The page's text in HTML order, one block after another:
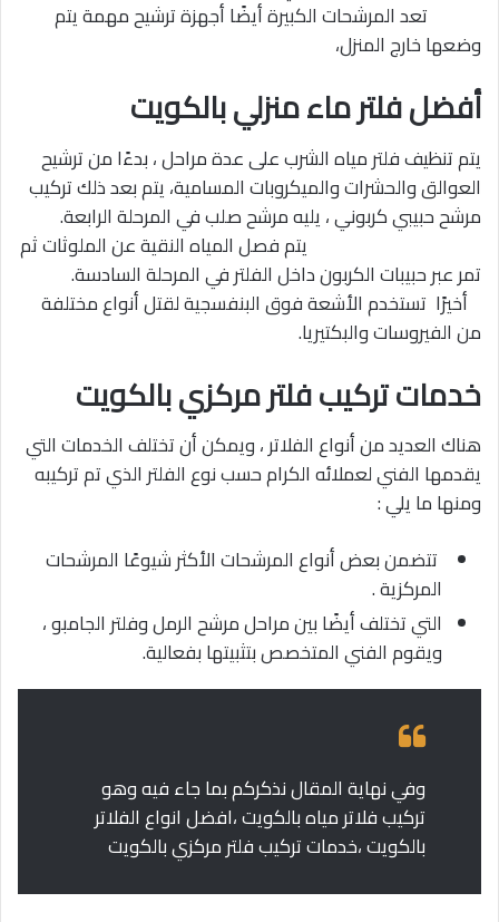
تعد المرشحات الكبيرة أيضًا أجهزة ترشيح مهمة يتم
وضعها خارج المنزل،
أفضل فلتر ماء منزلي بالكويت
يتم تنظيف فلتر مياه الشرب على عدة مراحل ، بدءًا من ترشيح
العوالق والحشرات والميكروبات المسامية، يتم بعد ذلك تركيب
مرشح حبيبي كربوني ، يليه مرشح صلب في المرحلة الرابعة.
يتم فصل المياه النقية عن الملوثات ثم
تمر عبر حبيبات الكربون داخل الفلتر في المرحلة السادسة.
أخيرًا تستخدم الأشعة فوق البنفسجية لقتل أنواع مختلفة
من الفيروسات والبكتيريا.
خدمات تركيب فلتر مركزي بالكويت
هناك العديد من أنواع الفلاتر ، ويمكن أن تختلف الخدمات التي
يقدمها الفني لعملائه الكرام حسب نوع الفلتر الذي تم تركيبه
ومنها ما يلي :
تتضمن بعض أنواع المرشحات الأكثر شيوعًا المرشحات
المركزية .
التي تختلف أيضًا بين مراحل مرشح الرمل وفلتر الجامبو ،
ويقوم الفني المتخصص بتثبيتها بفعالية.
وفي نهاية المقال نذكركم بما جاء فيه وهو
تركيب فلاتر مياه بالكويت ،افضل انواع الفلاتر
بالكويت ،خدمات تركيب فلتر مركزي بالكويت